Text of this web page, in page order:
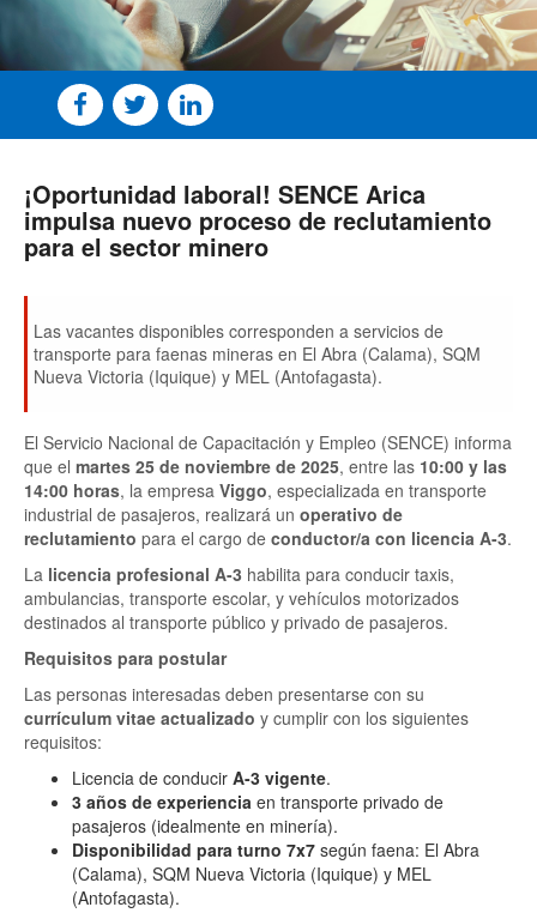
¡Oportunidad laboral! SENCE Arica
impulsa nuevo proceso de reclutamiento
para el sector minero
Las vacantes disponibles corresponden a servicios de
transporte para faenas mineras en El Abra (Calama), SQM
Nueva Victoria (Iquique) y MEL (Antofagasta).
El Servicio Nacional de Capacitación y Empleo (SENCE) informa
que el martes 25 de noviembre de 2025, entre las 10:00 y las
14:00 horas, la empresa Viggo, especializada en transporte
industrial de pasajeros, realizará un operativo de
reclutamiento para el cargo de conductor/a con licencia A-3.
La licencia profesional A-3 habilita para conducir taxis,
ambulancias, transporte escolar, y vehículos motorizados
destinados al transporte público y privado de pasajeros.
Requisitos para postular
Las personas interesadas deben presentarse con su
currículum vitae actualizado y cumplir con los siguientes
requisitos:
Licencia de conducir A-3 vigente.
3 años de experiencia en transporte privado de
pasajeros (idealmente en minería).
Disponibilidad para turno 7x7 según faena: El Abra
(Calama), SQM Nueva Victoria (Iquique) y MEL
(Antofagasta).